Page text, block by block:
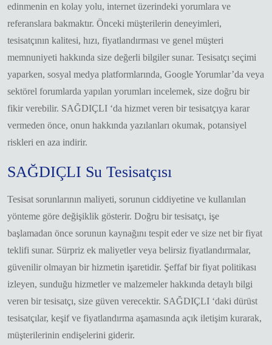
edinmenin en kolay yolu, internet üzerindeki yorumlara ve
referanslara bakmaktır. Önceki müşterilerin deneyimleri,
tesisatçının kalitesi, hızı, fiyatlandırması ve genel müşteri
memnuniyeti hakkında size değerli bilgiler sunar. Tesisatçı seçimi
yaparken, sosyal medya platformlarında, Google Yorumlar’da veya
sektörel forumlarda yapılan yorumları incelemek, size doğru bir
fikir verebilir. SAĞDIÇLI ‘da hizmet veren bir tesisatçıya karar
vermeden önce, onun hakkında yazılanları okumak, potansiyel
riskleri en aza indirir.
SAĞDIÇLI Su Tesisatçısı
Tesisat sorunlarının maliyeti, sorunun ciddiyetine ve kullanılan
yönteme göre değişiklik gösterir. Doğru bir tesisatçı, işe
başlamadan önce sorunun kaynağını tespit eder ve size net bir fiyat
teklifi sunar. Sürpriz ek maliyetler veya belirsiz fiyatlandırmalar,
güvenilir olmayan bir hizmetin işaretidir. Şeffaf bir fiyat politikası
izleyen, sunduğu hizmetler ve malzemeler hakkında detaylı bilgi
veren bir tesisatçı, size güven verecektir. SAĞDIÇLI ‘daki dürüst
tesisatçılar, keşif ve fiyatlandırma aşamasında açık iletişim kurarak,
müşterilerinin endişelerini giderir.